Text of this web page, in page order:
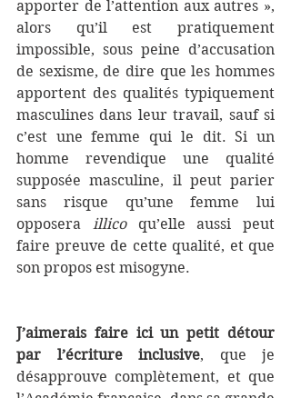
apporter de l’attention aux autres »,
alors qu’il est pratiquement
impossible, sous peine d’accusation
de sexisme, de dire que les hommes
apportent des qualités typiquement
masculines dans leur travail, sauf si
c’est une femme qui le dit. Si un
homme revendique une qualité
supposée masculine, il peut parier
sans risque qu’une femme lui
opposera illico qu’elle aussi peut
faire preuve de cette qualité, et que
son propos est misogyne.
J’aimerais faire ici un petit détour
par l’écriture inclusive, que je
désapprouve complètement, et que